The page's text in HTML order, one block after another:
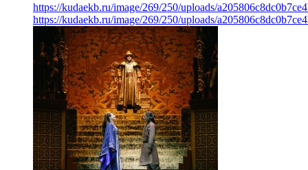
https://kudaekb.ru/image/269/250/uploads/
https://kudaekb.ru/image/269/250/uploads/